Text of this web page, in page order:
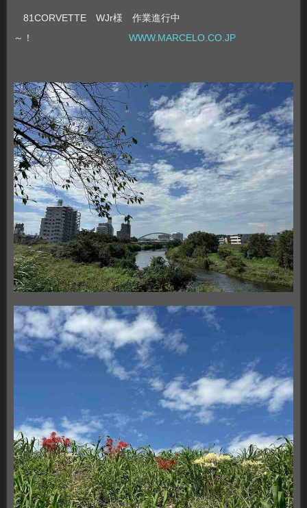
81CORVETTE WJr様 作業進行中
～！ WWW.MARCELO.CO.JP